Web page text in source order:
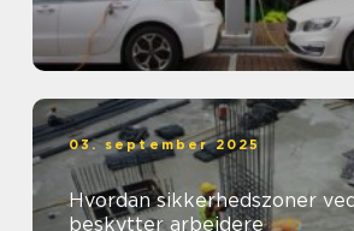
03. september 2025
Hvordan sikkerhedszoner
beskytter arbejdere